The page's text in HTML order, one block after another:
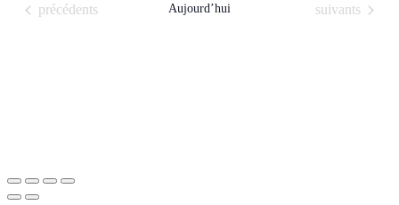
Évènements
précédents Aujourd’hui Évènements
suivants